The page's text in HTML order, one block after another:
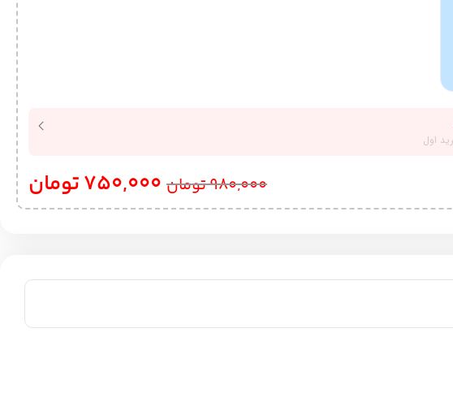
980,000تومان 750,000تومان